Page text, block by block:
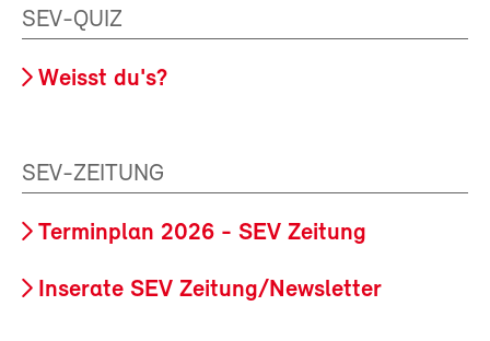
SEV-QUIZ
Weisst du's?
SEV-ZEITUNG
Terminplan 2026 - SEV Zeitung
Inserate SEV Zeitung/Newsletter